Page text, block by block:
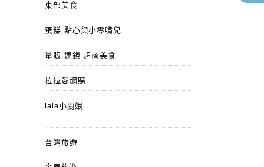
東部美食
蛋糕 點心與小零嘴兒
量販 連鎖 超商美食
拉拉愛網購
lala小廚娘
台灣旅遊